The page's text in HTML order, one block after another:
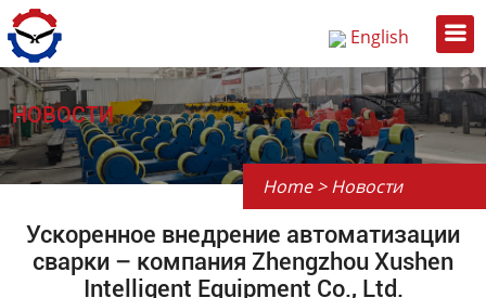
English
Русский
中文
НОВОСТИ
Home>Новости
Ускоренное внедрение автоматизации
сварки – компания Zhengzhou Xushen
Intelligent Equipment Co., Ltd.